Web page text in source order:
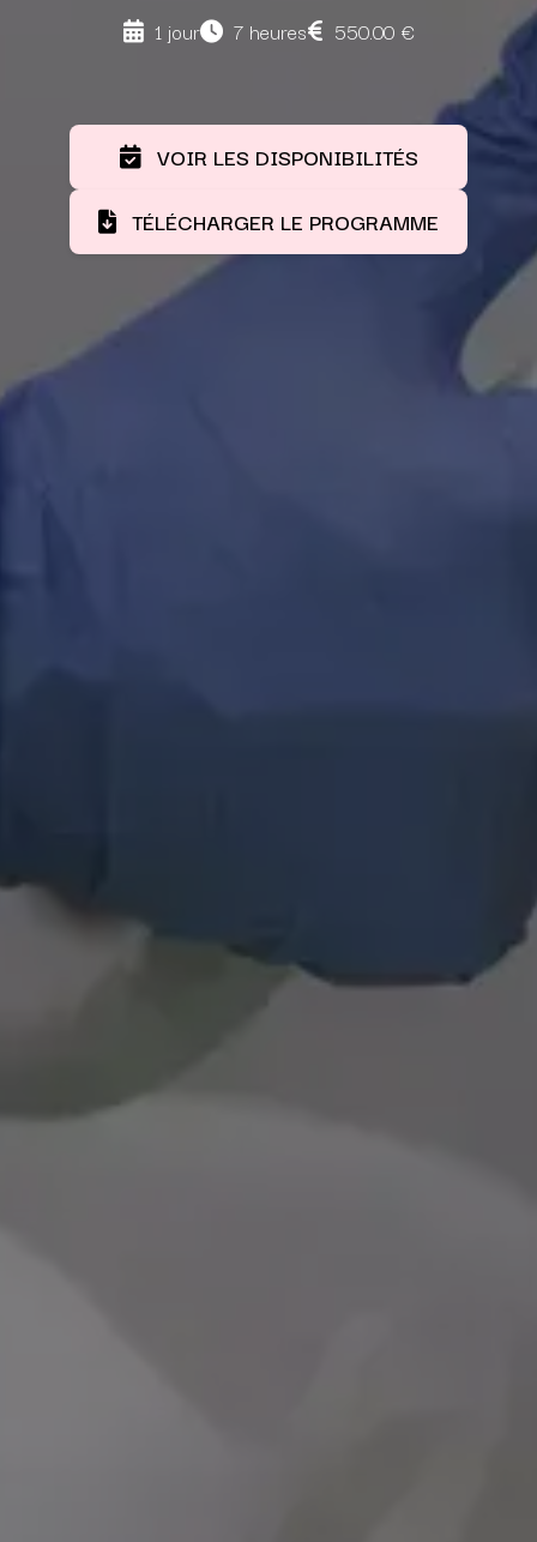
1 jour 7 heures 550.00 €
VOIR LES DISPONIBILITÉS
TÉLÉCHARGER LE PROGRAMME